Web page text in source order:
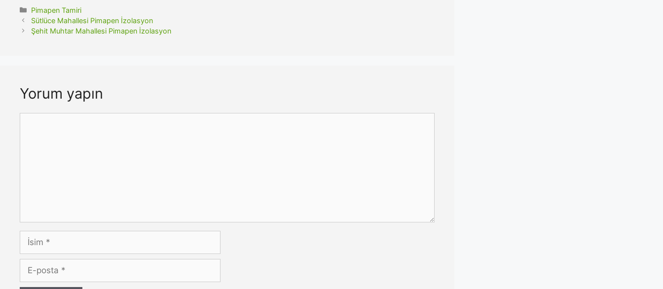
Kategoriler
Pimapen Tamiri
Sütlüce Mahallesi Pimapen İzolasyon
Şehit Muhtar Mahallesi Pimapen İzolasyon
Yorum yapın
İsim
posta